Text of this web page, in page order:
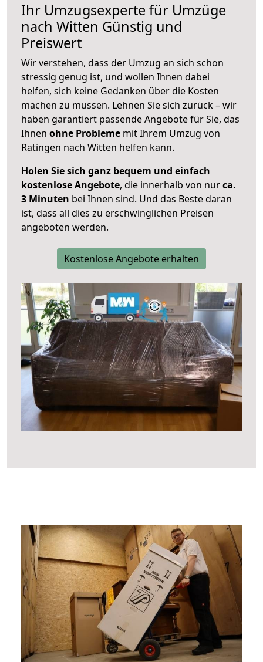
Ihr Umzugsexperte für Umzüge
nach Witten Günstig und
Preiswert
Wir verstehen, dass der Umzug an sich schon
stressig genug ist, und wollen Ihnen dabei
helfen, sich keine Gedanken über die Kosten
machen zu müssen. Lehnen Sie sich zurück – wir
haben garantiert passende Angebote für Sie, das
Ihnen ohne Probleme mit Ihrem Umzug von
Ratingen nach Witten helfen kann.
Holen Sie sich ganz bequem und einfach
kostenlose Angebote, die innerhalb von nurca.
3 Minuten bei Ihnen sind. Und das Beste daran
ist, dass all dies zu erschwinglichen Preisen
angeboten werden.
Kostenlose Angebote erhalten